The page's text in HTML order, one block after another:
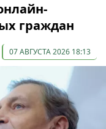
граждан
07 АВГУСТА 2026 18:13